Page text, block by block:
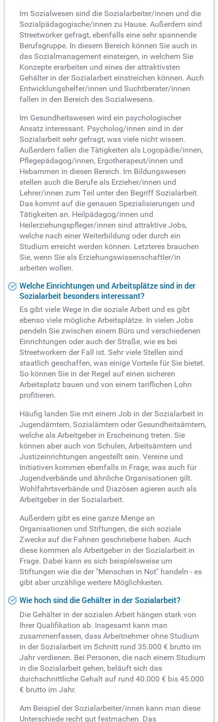
Im Sozialwesen sind die Sozialarbeiter/innen und die
Sozialpädagogische/innen zu Hause. Außerdem sind
Streetworker gefragt, ebenfalls eine sehr spannende
Berufsgruppe. In diesem Bereich können Sie auch in
das Sozialmanagement einsteigen, in welchem Sie
Konzepte erarbeiten und eines der attraktivsten
Gehälter in der Sozialarbeit einstreichen können. Auch
Entwicklungshelfer/innen und Suchtberater/innen
fallen in den Bereich des Sozialwesens.
Im Gesundheitswesen wird ein psychologischer
Ansatz interessant. Psycholog/innen sind in der
Sozialarbeit sehr gefragt, was viele nicht wissen.
Außerdem fallen die Tätigkeiten als Logopädie/innen,
Pflegepädagog/innen, Ergotherapeut/innen und
Hebammen in diesen Bereich. Im Bildungswesen
stellen auch die Berufe als Erzieher/innen und
Lehrer/innen zum Teil unter den Begriff Sozialarbeit.
Das kommt auf die genauen Spezialisierungen und
Tätigkeiten an. Heilpädagog/innen und
Heilerziehungspfleger/innen sind attraktive Jobs,
welche nach einer Weiterbildung oder durch ein
Studium erreicht werden können. Letzteres brauchen
Sie, wenn Sie als Erziehungswissenschaftler/in
arbeiten wollen.
Welche Einrichtungen und Arbeitsplätze sind in der
Sozialarbeit besonders interessant?
Es gibt viele Wege in die soziale Arbeit und es gibt
ebenso viele mögliche Arbeitsplätze. In vielen Jobs
pendeln Sie zwischen einem Büro und verschiedenen
Einrichtungen oder auch der Straße, wie es bei
Streetworkern der Fall ist. Sehr viele Stellen sind
staatlich geschaffen, was einige Vorteile für Sie bietet.
So können Sie in der Regel auf einen sicheren
Arbeitsplatz bauen und von einem tariflichen Lohn
profitieren.
Häufig landen Sie mit einem Job in der Sozialarbeit in
Jugendämtern, Sozialämtern oder Gesundheitsämtern,
welche als Arbeitgeber in Erscheinung treten. Sie
können aber auch von Schulen, Arbeitsämtern und
Justizeinrichtungen angestellt sein. Vereine und
Initiativen kommen ebenfalls in Frage, was auch für
Jugendverbände und ähnliche Organisationen gilt.
Wohlfahrtsverbände und Diazösen agieren auch als
Arbeitgeber in der Sozialarbeit.
Außerdem gibt es eine ganze Menge an
Organisationen und Stiftungen, die sich soziale
Zwecke auf die Fahnen geschriebene haben. Auch
diese kommen als Arbeitgeber in der Sozialarbeit in
Frage. Dabei kann es sich beispielsweise um
Stiftungen wie die der "Menschen in Not" handeln - es
gibt aber unzählige weitere Möglichkeiten.
Wie hoch sind die Gehälter in der Sozialarbeit?
Die Gehälter in der sozialen Arbeit hängen stark von
Ihrer Qualifikation ab. Insgesamt kann man
zusammenfassen, dass Arbeitnehmer ohne Studium
in der Sozialarbeit im Schnitt rund 35.000 € brutto im
Jahr verdienen. Bei Personen, die nach einem Studium
in die Sozialarbeit gehen, beläuft sich das
durchschnittliche Gehalt auf rund 40.000 € bis 45.000
€ brutto im Jahr.
Am Beispiel der Sozialarbeiter/innen kann man diese
Unterschiede recht gut festmachen. Das